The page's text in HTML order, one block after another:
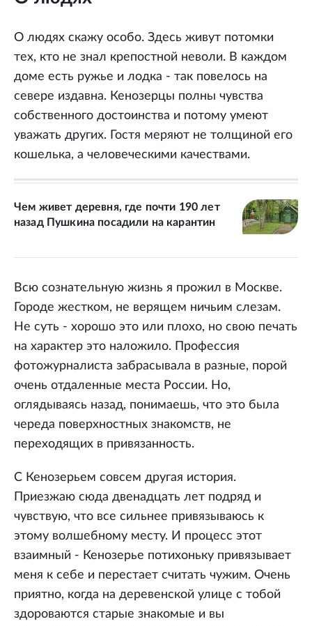
О людях скажу особо. Здесь живут потомки
тех, кто не знал крепостной неволи. В каждом
доме есть ружье и лодка - так повелось на
севере издавна. Кенозерцы полны чувства
собственного достоинства и потому умеют
уважать других. Гостя меряют не толщиной его
кошелька, а человеческими качествами.
Чем живет деревня, где почти 190 лет
назад Пушкина посадили на карантин
Всю сознательную жизнь я прожил в Москве.
Городе жестком, не верящем ничьим слезам.
Не суть - хорошо это или плохо, но свою печать
на характер это наложило. Профессия
фотожурналиста забрасывала в разные, порой
очень отдаленные места России. Но,
оглядываясь назад, понимаешь, что это была
череда поверхностных знакомств, не
переходящих в привязанность.
С Кенозерьем совсем другая история.
Приезжаю сюда двенадцать лет подряд и
чувствую, что все сильнее привязываюсь к
этому волшебному месту. И процесс этот
взаимный - Кенозерье потихоньку привязывает
меня к себе и перестает считать чужим. Очень
приятно, когда на деревенской улице с тобой
здороваются старые знакомые и вы